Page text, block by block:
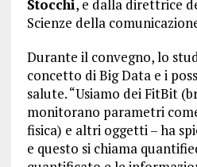
Stocchi, e dalla direttrice
Scienze della
Durante il convegno, lo
concetto di Big Data e i
salute. “Usiamo dei FitBit
monitorano parametri
fisica) e altri oggetti – ha
e questo si chiama